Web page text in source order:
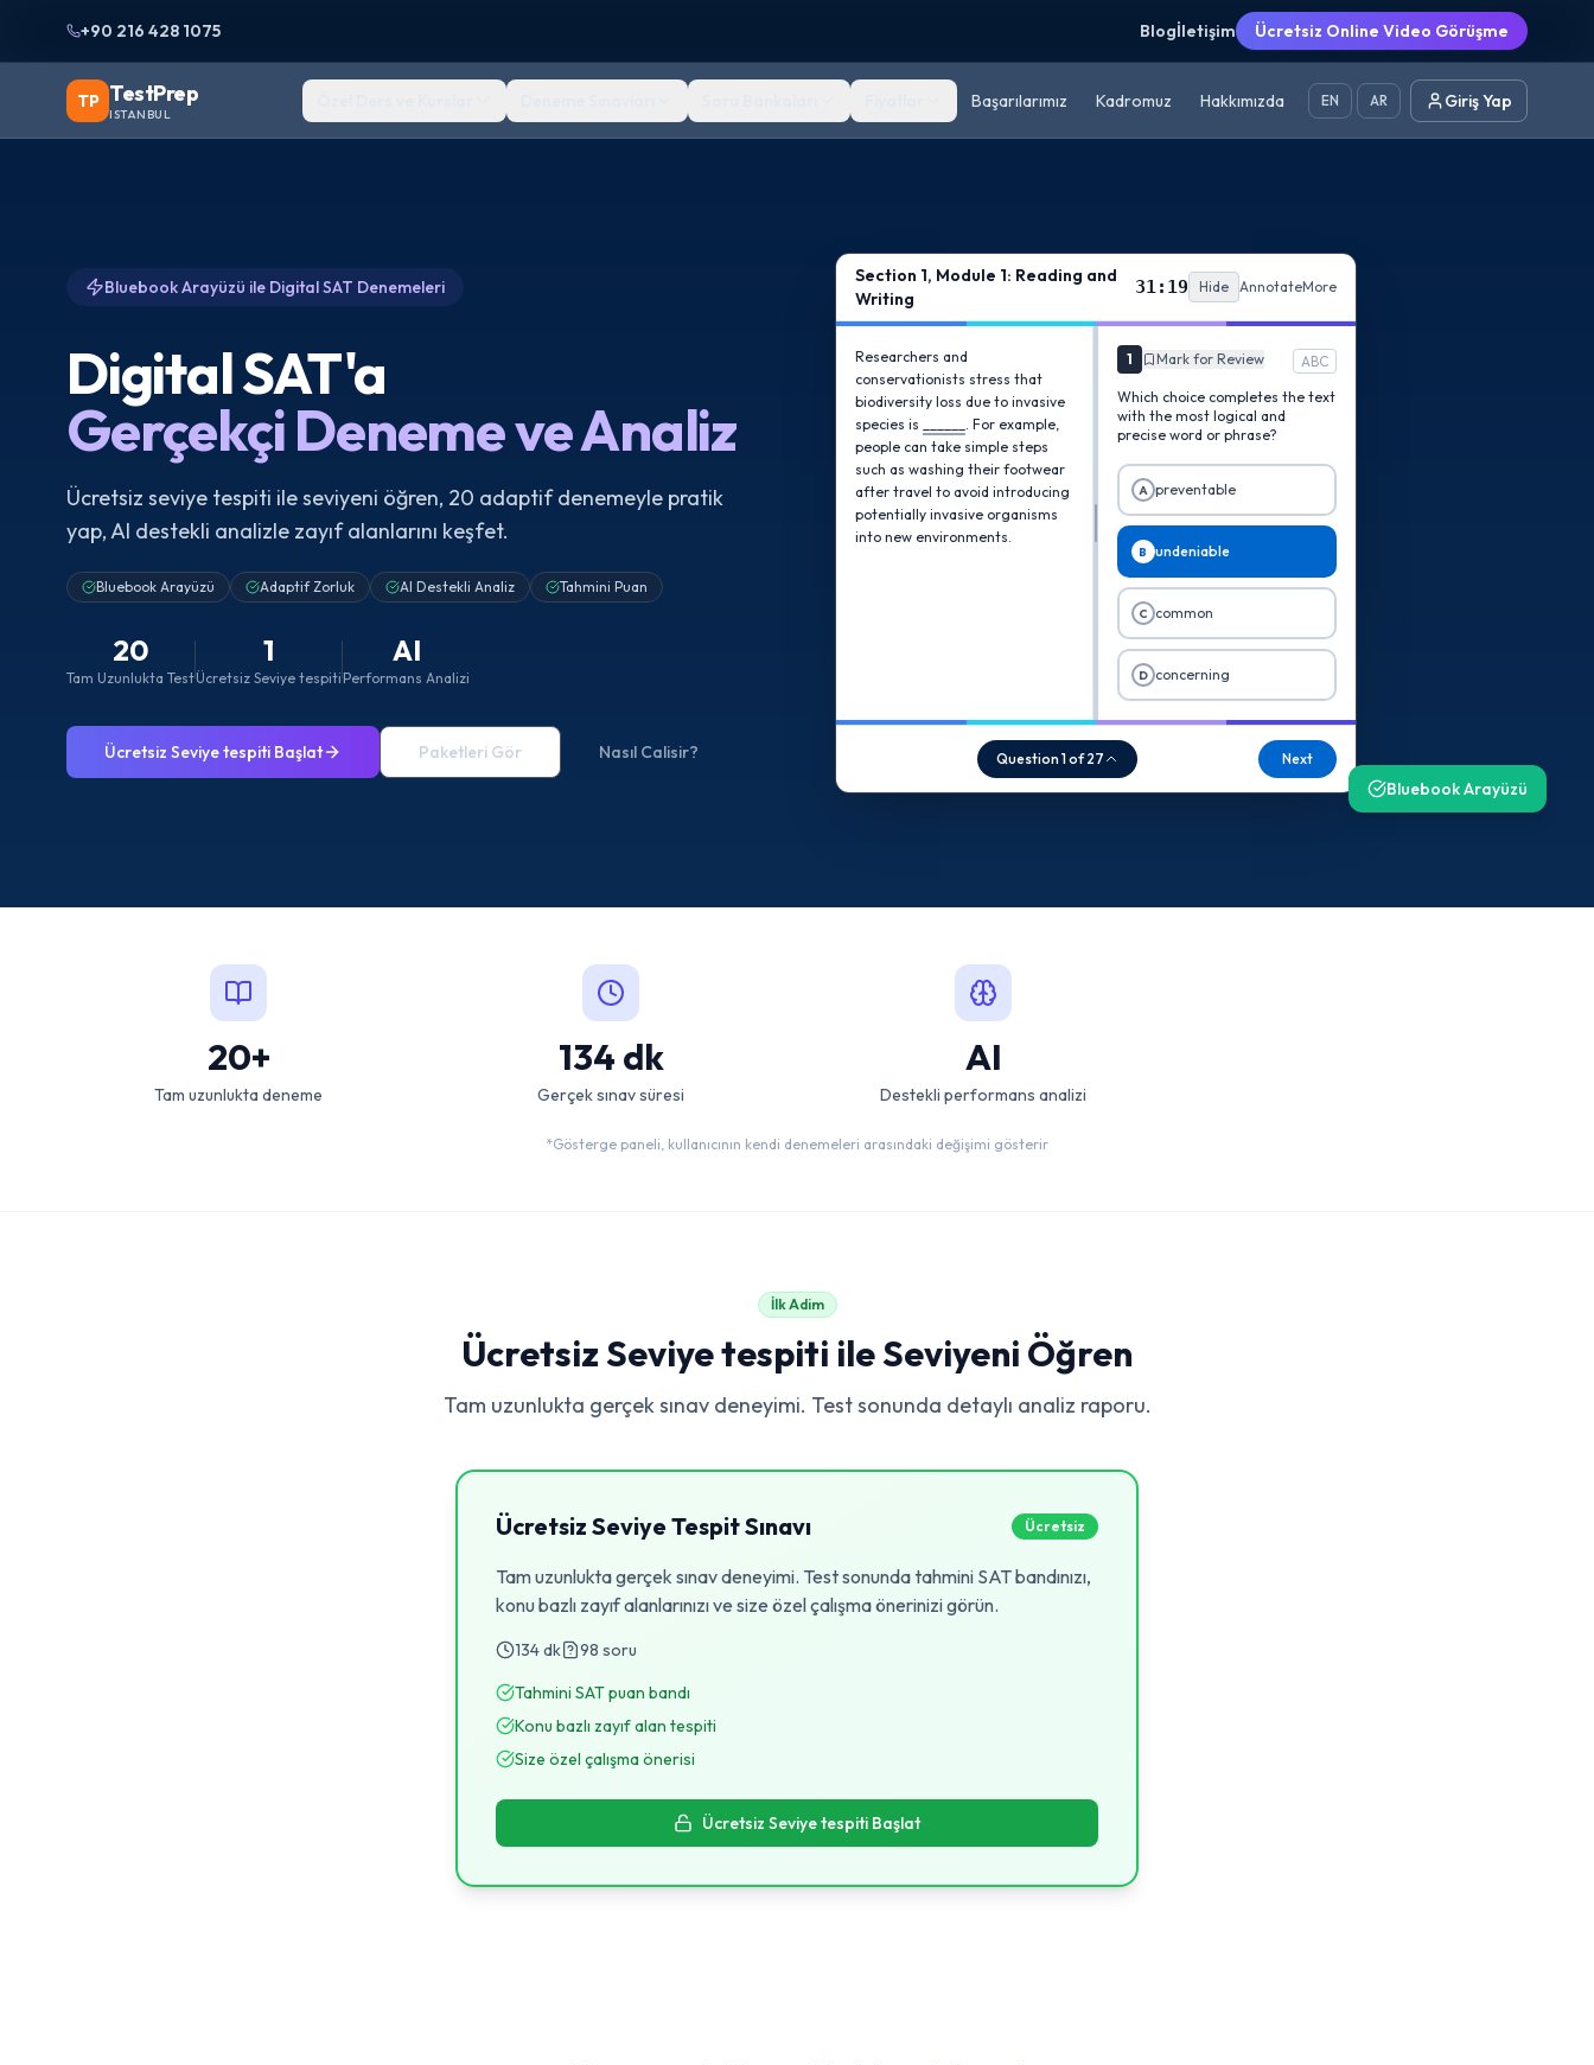
+90 216 428 1075 Blogİletişim Ücretsiz Online Video Görüşme
TP TestPrep
ISTANBUL
Başarılarımız Kadromuz Hakkımızda EN AR Giriş Yap
Bluebook Arayüzü ile Digital SAT Denemeleri
Digital SAT'a
Gerçekçi Deneme ve Analiz
Ücretsiz seviye tespiti ile seviyeni öğren, 20 adaptif denemeyle pratik
yap, AI destekli analizle zayıf alanlarını keşfet.
Bluebook Arayüzü Adaptif Zorluk AI Destekli Analiz Tahmini Puan
20
Tam Uzunlukta Test
1
Ücretsiz Seviye tespiti
AI
Performans Analizi
Ücretsiz Seviye tespiti Başlat Paketleri Gör Nasıl Calisir?
Section 1, Module 1: Reading and
Writing
31:19 Hide AnnotateMore
Researchers and
conservationists stress that
biodiversity loss due to invasive
species is
. For example,
people can take simple steps
such as washing their footwear
after travel to avoid introducing
potentially invasive organisms
into new environments.
1 Mark for Review
ABC
Which choice completes the text
with the most logical and
precise word or phrase?
A preventable
B undeniable
C common
D concerning
Question 1 of 27 Next
Bluebook Arayüzü
20+
Tam uzunlukta deneme
134 dk
Gerçek sınav süresi
AI
Destekli performans analizi
*Gösterge paneli, kullanıcının kendi denemeleri arasındaki değişimi gösterir
İlk Adim
Ücretsiz Seviye tespiti ile Seviyeni Öğren
Tam uzunlukta gerçek sınav deneyimi. Test sonunda detaylı analiz raporu.
Ücretsiz Seviye Tespit Sınavı Ücretsiz
Tam uzunlukta gerçek sınav deneyimi. Test sonunda tahmini SAT bandınızı,
konu bazlı zayıf alanlarınızı ve size özel çalışma önerinizi görün.
134dk 98 soru
Tahmini SAT puan bandı
Konu bazlı zayıf alan tespiti
Size özel çalışma önerisi
Ücretsiz Seviye tespiti Başlat